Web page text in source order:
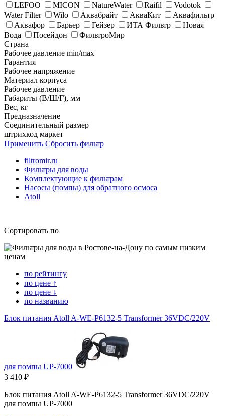
LEFOO
MICON NatureWater Raifil
Vodotok
Water Filter
Wilo Аквабрайт АкваКит
Аквафильтр
Аквафор
Барьер Гейзер ИТА Фильтр
Новая
Вода
Посейдон
ФильтроМир
Страна
Рабочее давление min/max
Гарантия
Рабочее напряжение
Материал корпуса
Рабочее давление
Габариты (В/Ш/Г), мм
Вес, кг
Предназначение
Соединительный размер
штрихкод маркет
Применить Сбросить фильтр
filtromir.ru
Фильтры для воды
Комплектующие к фильтрам
Насосы (помпы) для обратного осмоса
Atoll
Сортировать по
по рейтингу
по цене ↑
по цене ↓
по названию
Блок питания Atoll A-WE-P6132-5 Transformer 36VDC/220V
для помпы UP-7000
3 410 ₽
Блок питания Atoll A-WE-P6132-5 Transformer 36VDC/220V
для помпы UP-7000